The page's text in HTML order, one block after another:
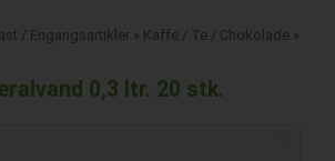
/ Engangsartikler» Kaffe / Te / Chokolade»
0,3 ltr. 20 stk.